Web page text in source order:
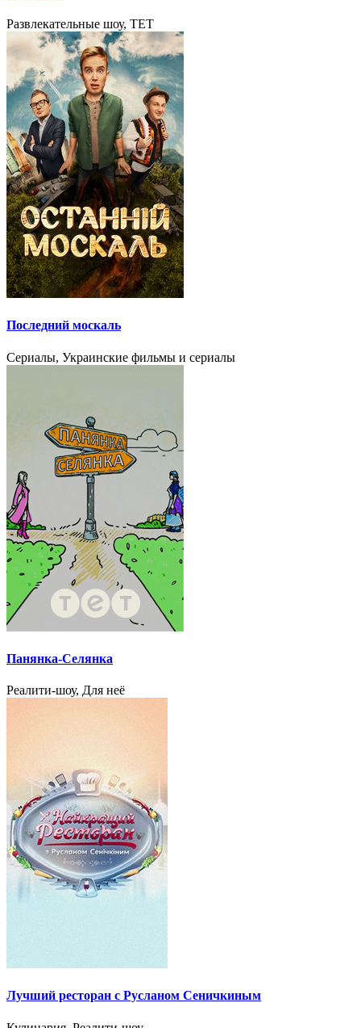
Развлекательные шоу, TET
Последний москаль
Сериалы, Украинские фильмы и сериалы
Панянка-Селянка
Реалити-шоу, Для неё
Лучший ресторан с Русланом Сеничкиным